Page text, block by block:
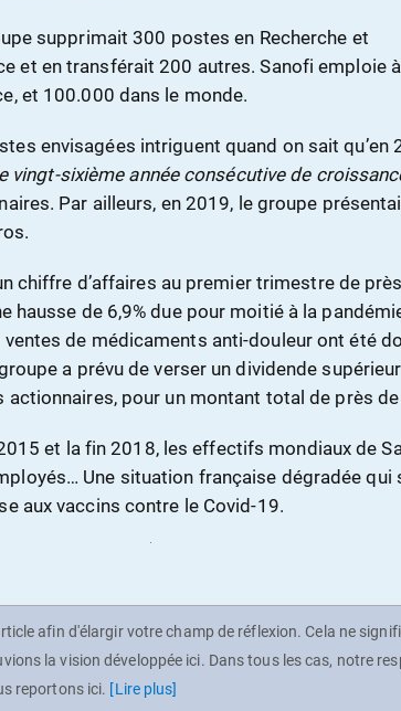
supprimait 300 postes en Recherche et
et en transférait 200 autres.Sanofi emploie
et 100.000 dans le monde.
envisagées intriguent quand on sait qu’en
vingt-sixième année consécutive de
Par ailleurs, en 2019, le groupe
chiffre d’affaires au premier trimestre de
hausse de 6,9% due pour moitié à la
de médicaments anti-douleur ont été
a prévu de verser un dividende
actionnaires, pour un montant total de près
et la fin 2018, les effectifs mondiaux de
Une situation française dégradée qui
aux vaccins contre le Covid-19.
afin d'élargir votre champ de réflexion. Cela ne
la vision développée ici. Dans tous les cas, notre
reportons ici. [Lire plus]